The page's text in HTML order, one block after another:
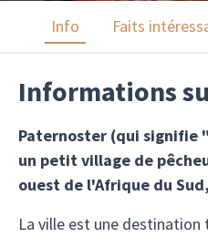
Info Faits
Informations
Paternoster (qui
un petit village de
ouest de l'Afrique du
La ville est une